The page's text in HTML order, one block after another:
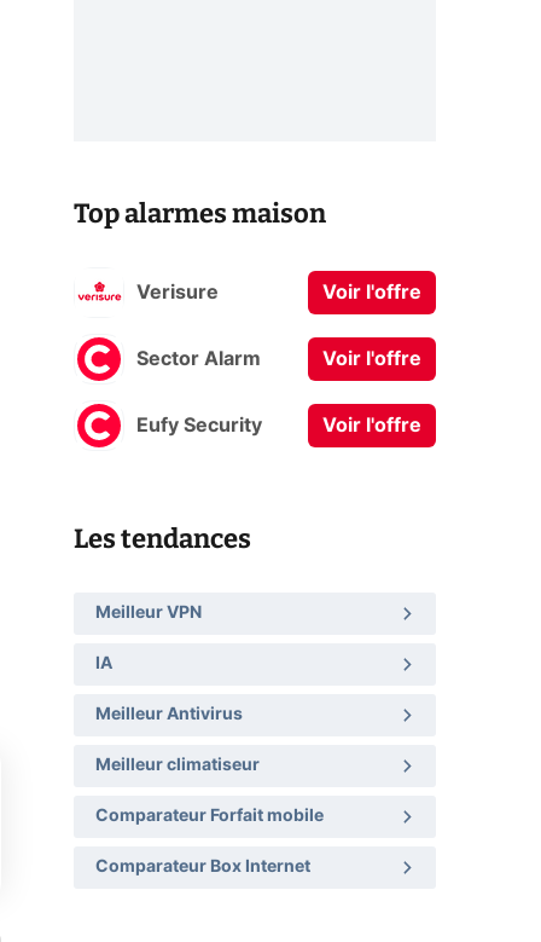
Top alarmes maison
Verisure Voir l'offre
Sector Alarm Voir l'offre
Eufy Security Voir l'offre
Les tendances
Meilleur VPN
IA
Meilleur Antivirus
Meilleur climatiseur
Comparateur Forfait mobile
Comparateur Box Internet